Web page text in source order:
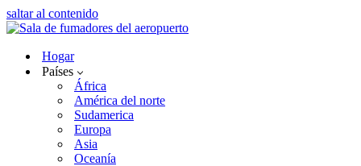
saltar al contenido
Hogar
Países
África
América del norte
Sudamerica
Europa
Asia
Oceanía